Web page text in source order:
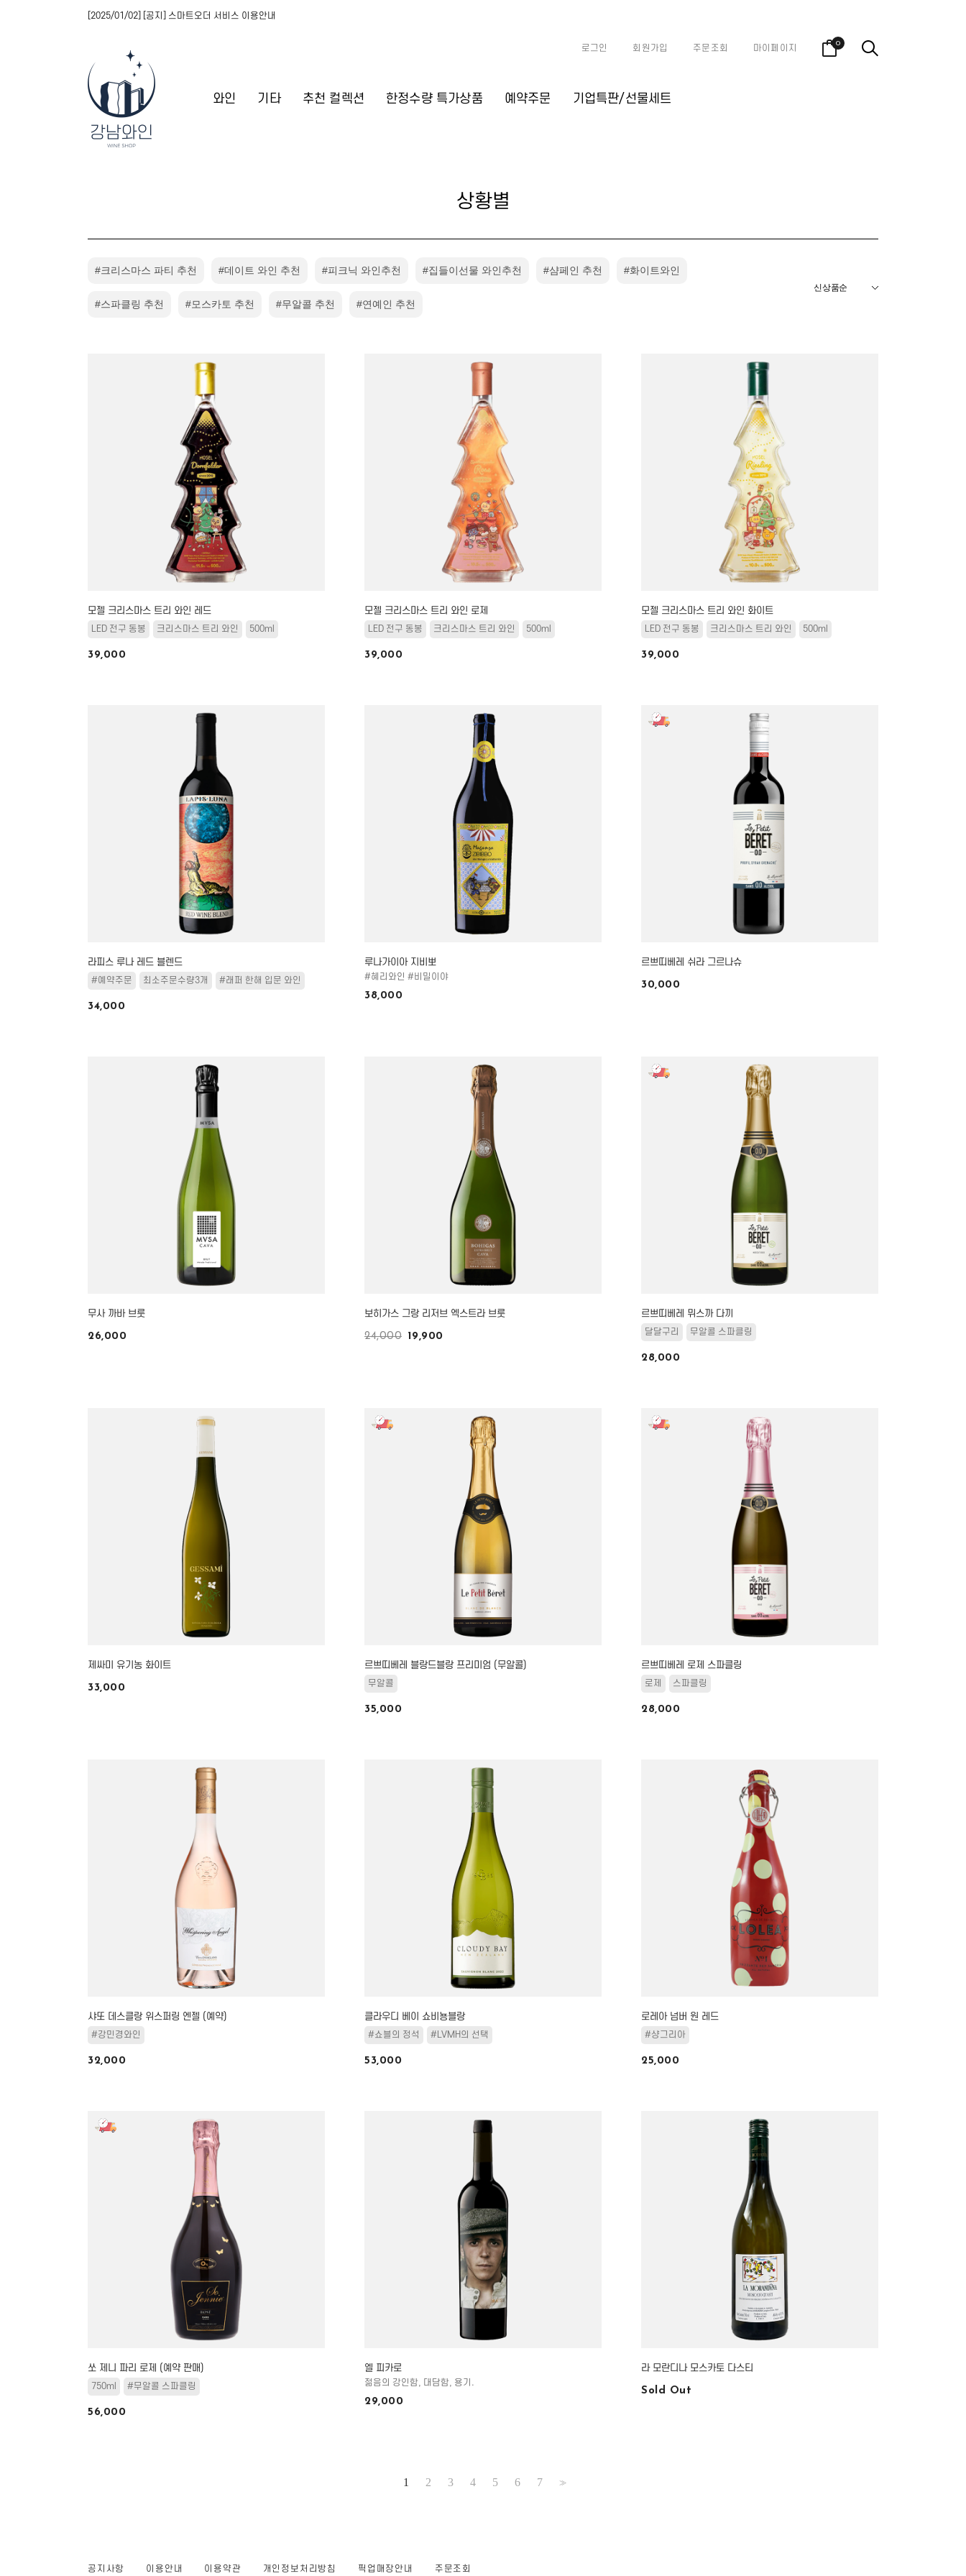
와인 기타 추천 컬렉션 한정수량 특가상품 예약주문 기업특판/선물세트
[2025/01/02] [공지] 스마트오더 서비스 이용안내
로그인 회원가입 주문조회 마이페이지 0
상황별
#크리스마스 파티 추천 #데이트 와인 추천 #피크닉 와인추천 #집들이선물 와인추천 #샴페인 추천 #화이트와인
#스파클링 추천 #모스카토 추천 #무알콜 추천 #연예인 추천
모젤 크리스마스 트리 와인 레드
LED 전구 동봉 크리스마스 트리 와인 500ml
39,000
모젤 크리스마스 트리 와인 로제
LED 전구 동봉 크리스마스 트리 와인 500ml
39,000
모젤 크리스마스 트리 와인 화이트
LED 전구 동봉 크리스마스 트리 와인 500ml
39,000
라피스 루나 레드 블렌드
#예약주문 최소주문수량3개 #래퍼 한해 입문 와인
34,000
루나가이아 지비뽀
#혜리와인 #비밀이야
38,000
르쁘띠베레 쉬라 그르나슈
30,000
무사 까바 브룻
26,000
보히가스 그랑 리저브 엑스트라 브룻
24,000 19,900
르쁘띠베레 뮈스까 다끼
달달구리 무알콜 스파클링
28,000
제싸미 유기농 화이트
33,000
르쁘띠베레 블랑드블랑 프리미엄 (무알콜)
무알콜
35,000
르쁘띠베레 로제 스파클링
로제 스파클링
28,000
샤또 데스클랑 위스퍼링 엔젤 (예약)
#강민경와인
32,000
클라우디 베이 쇼비뇽블랑
#쇼블의 정석 #LVMH의 선택
53,000
로레아 넘버 원 레드
#샹그리아
25,000
쏘 제니 파리 로제 (예약 판매)
750ml #무알콜 스파클링
56,000
엘 피카로
젊음의 강인함, 대담함, 용기.
29,000
라 모란디나 모스카토 다스티
Sold Out
1 2 3 4 5 6 7 >>
공지사항 이용안내 이용약관 개인정보처리방침 픽업매장안내 주문조회